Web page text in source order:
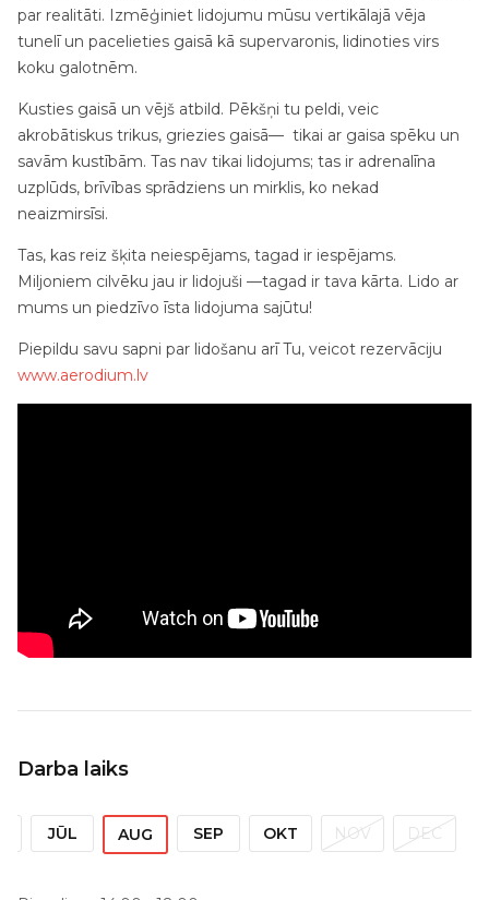
par realitāti. Izmēģiniet lidojumu mūsu vertikālajā vēja
tunelī un pacelieties gaisā kā supervaronis, lidinoties virs
koku galotnēm.
Kusties gaisā un vējš atbild. Pēkšņi tu peldi, veic
akrobātiskus trikus, griezies gaisā— tikai ar gaisa spēku un
savām kustībām. Tas nav tikai lidojums; tas ir adrenalīna
uzplūds, brīvības sprādziens un mirklis, ko nekad
neaizmirsīsi.
Tas, kas reiz šķita neiespējams, tagad ir iespējams.
Miljoniem cilvēku jau ir lidojuši —tagad ir tava kārta. Lido ar
mums un piedzīvo īsta lidojuma sajūtu!
Piepildu savu sapni par lidošanu arī Tu, veicot rezervāciju
www.aerodium.lv
Darba laiks
JŪL AUG SEP OKT NOV DEC